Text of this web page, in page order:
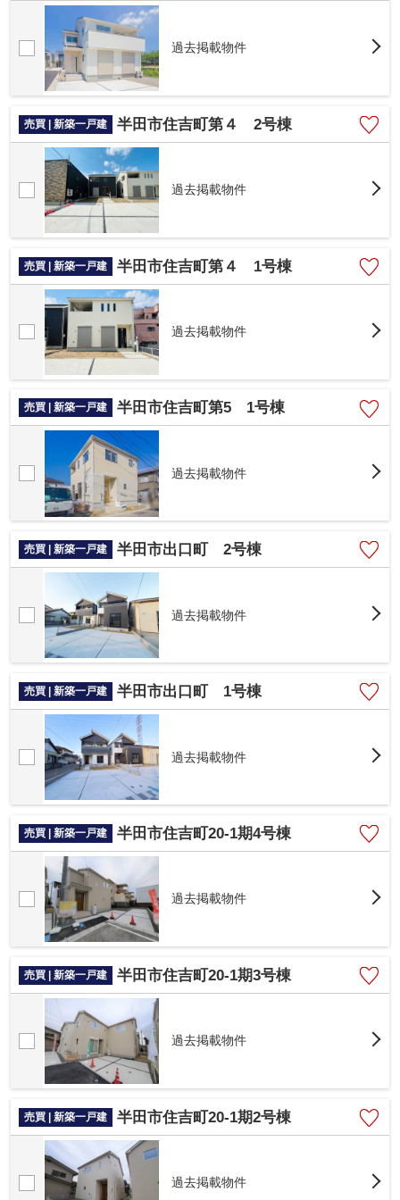
過去掲載物件
売買 | 新築一戸建 半田市住吉町第４ 2号棟
過去掲載物件
売買 | 新築一戸建 半田市住吉町第４ 1号棟
過去掲載物件
売買 | 新築一戸建 半田市住吉町第5 1号棟
過去掲載物件
売買 | 新築一戸建 半田市出口町 2号棟
過去掲載物件
売買 | 新築一戸建 半田市出口町 1号棟
過去掲載物件
売買 | 新築一戸建 半田市住吉町20-1期4号棟
過去掲載物件
売買 | 新築一戸建 半田市住吉町20-1期3号棟
過去掲載物件
売買 | 新築一戸建 半田市住吉町20-1期2号棟
過去掲載物件